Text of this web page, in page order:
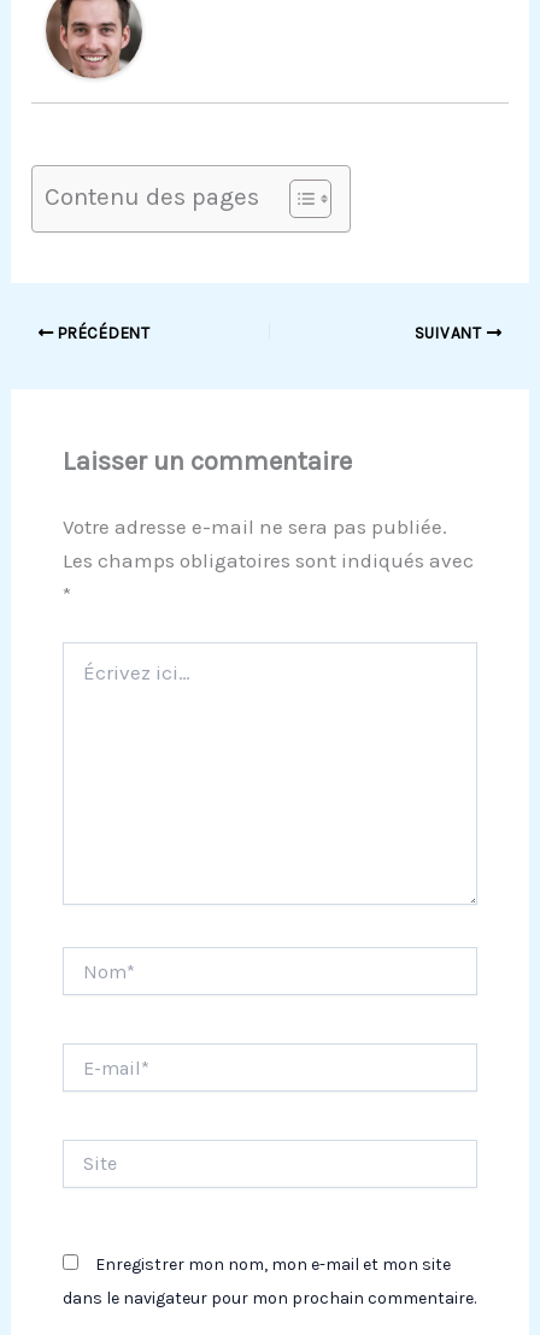
Contenu des pages
PRÉCÉDENT SUIVANT
Laisser un commentaire
Votre adresse e-mail ne sera pas publiée.
Les champs obligatoires sont indiqués avec
*
ici…
mail*
Enregistrer mon nom, mon e-mail et mon site
dans le navigateur pour mon prochain commentaire.